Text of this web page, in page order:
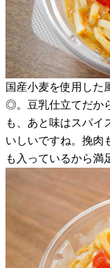
国産小麦を使用した
◎。豆乳仕立てだか
も、あと味はスパイ
いしいですね。挽肉
も入っているから満